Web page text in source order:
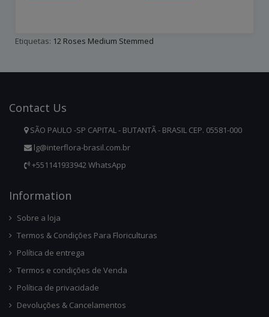
Etiquetas: 12 Roses Medium Stemmed
Contact Us
SÃO PAULO -SP CAPITAL - BUTANTÃ - BRASIL CEP. 05581-000
lg@interflora-brasil.com.br
+551141933942 WhatsApp
InforMation
Sobre a loja
Termos & Condições Para Floriculturas
Política de entrega
Termos e condições de Venda
Política de privacidade
Devoluções & Cancelamentos